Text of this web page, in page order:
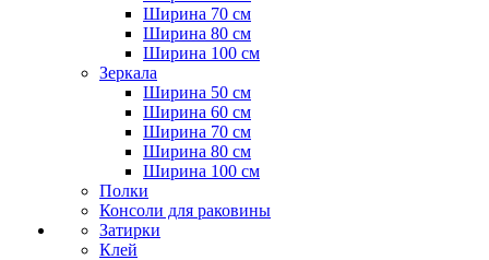
Ширина 70 см
Ширина 80 см
Ширина 100 см
Зеркала
Ширина 50 см
Ширина 60 см
Ширина 70 см
Ширина 80 см
Ширина 100 см
Полки
Консоли для раковины
Затирки
Клей